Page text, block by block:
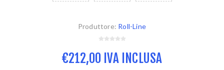
Produttore: Roll-Line
€212,00 IVA INCLUSA